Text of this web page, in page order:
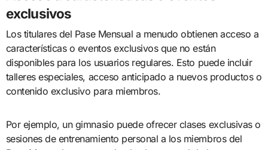
exclusivos
Los titulares del Pase Mensual a menudo obtienen acceso a
características o eventos exclusivos que no están
disponibles para los usuarios regulares. Esto puede incluir
talleres especiales, acceso anticipado a nuevos productos o
contenido exclusivo para miembros.
Por ejemplo, un gimnasio puede ofrecer clases exclusivas o
sesiones de entrenamiento personal a los miembros del